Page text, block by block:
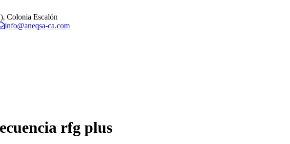
Colonia Escalón
info@aneqsa-ca.com
rfg plus